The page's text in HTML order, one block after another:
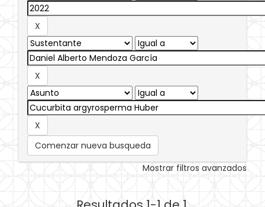
Comenzar nueva busqueda
Mostrar filtros avanzados